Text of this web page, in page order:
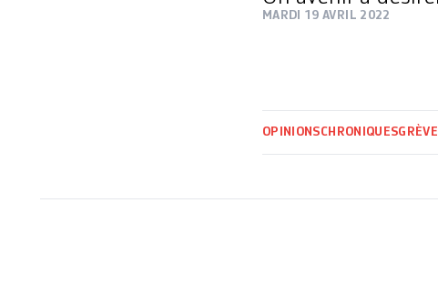
MARDI 19 AVRIL 2022
OPINIONSCHRONIQUES